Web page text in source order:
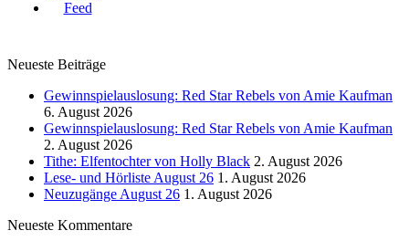
Neueste Beiträge
Gewinnspielauslosung: Red Star Rebels von Amie Kaufman
6. August 2026
Gewinnspielauslosung: Red Star Rebels von Amie Kaufman
2. August 2026
Tithe: Elfentochter von Holly Black 2. August 2026
Lese- und Hörliste August 26 1. August 2026
Neuzugänge August 26 1. August 2026
Neueste Kommentare